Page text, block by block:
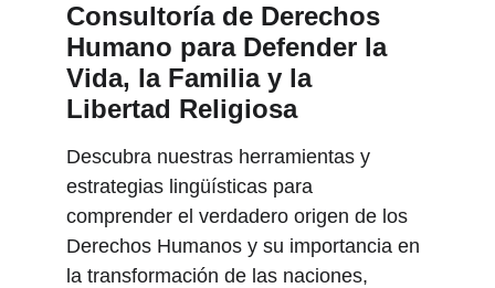
Consultoría de Derechos
Humano para Defender la
Vida, la Familia y la
Libertad Religiosa
Descubra nuestras herramientas y
estrategias lingüísticas para
comprender el verdadero origen de los
Derechos Humanos y su importancia en
la transformación de las naciones,